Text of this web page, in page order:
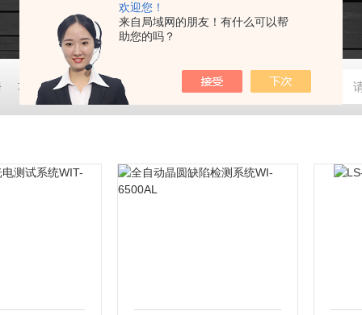
欢迎您！
来自局域网的朋友！有什么可以帮
助您的吗？
功率测量模块PMM 高性能荧光寿命和稳态光谱仪FluoTime